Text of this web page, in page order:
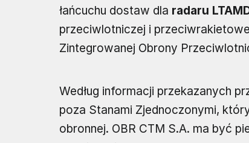
łańcuchu dostaw dla radaru
przeciwlotniczej i
Zintegrowanej Obrony
Według informacji przekazanych
poza Stanami Zjednoczonymi,
obronnej. OBR CTM S.A. ma być